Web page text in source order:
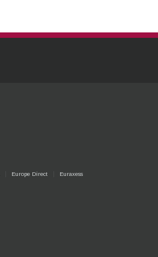
Europe Direct Euraxess